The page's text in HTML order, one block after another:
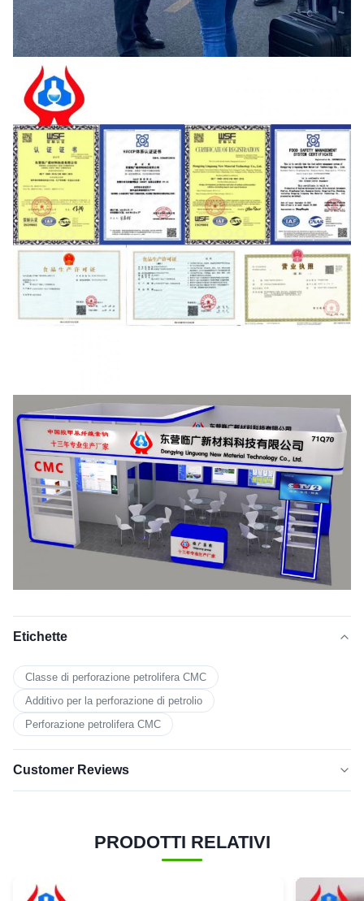
Etichette
Classe di perforazione petrolifera CMC
Additivo per la perforazione di petrolio
Perforazione petrolifera CMC
Customer Reviews
stelle
100%
PRODOTTI RELATIVI